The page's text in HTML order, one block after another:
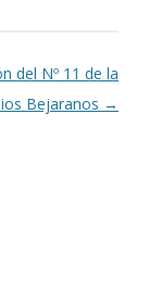
del Nº 11 de la
Bejaranos →